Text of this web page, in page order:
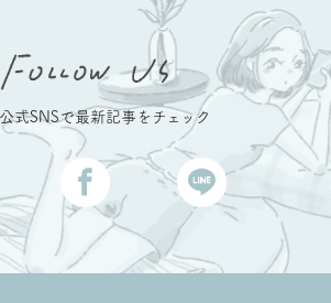
式SNSで最新記事をチェック